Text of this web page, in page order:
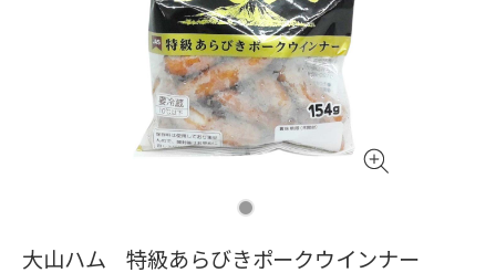
大山ハム 特級あらびきポークウインナー